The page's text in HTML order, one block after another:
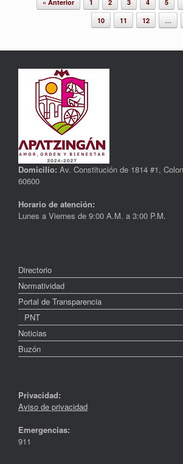
« Anterior 1 2 3 4 5
10
11 12 …
Domicilio: Av. Constitución de 1814 #1,
60600
Horario de atención:
Lunes a Viernes de 9:00 A.M. a 3:00 P.M.
Directorio
Normatividad
Portal de Transparencia
PNT
Noticias
Buzón
Privacidad:
Aviso de privacidad
Emergencias:
911